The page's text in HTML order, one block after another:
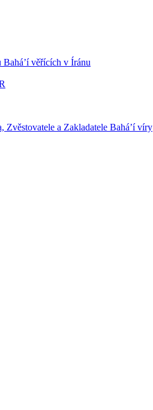
věřících v Íránu
Zvěstovatele a Zakladatele Bahá’í víry